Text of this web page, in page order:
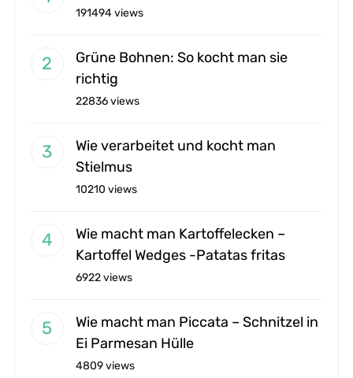
191494 views
Grüne Bohnen: So kocht man sie
richtig
22836 views
Wie verarbeitet und kocht man
Stielmus
10210 views
Wie macht man Kartoffelecken –
Kartoffel Wedges -Patatas fritas
6922 views
Wie macht man Piccata – Schnitzel in
Ei Parmesan Hülle
4809 views